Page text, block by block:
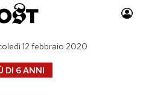
Auto
DI 6 ANNI
12 febbraio 2020